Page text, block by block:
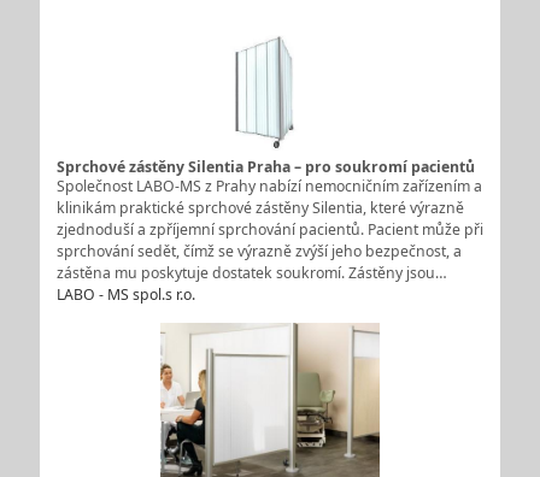
Sprchové zástěny Silentia Praha – pro soukromí pacientů
Společnost LABO-MS z Prahy nabízí nemocničním zařízením a
klinikám praktické sprchové zástěny Silentia, které výrazně
zjednoduší a zpříjemní sprchování pacientů. Pacient může při
sprchování sedět, čímž se výrazně zvýší jeho bezpečnost, a
zástěna mu poskytuje dostatek soukromí. Zástěny jsou…
LABO - MS spol.s r.o.